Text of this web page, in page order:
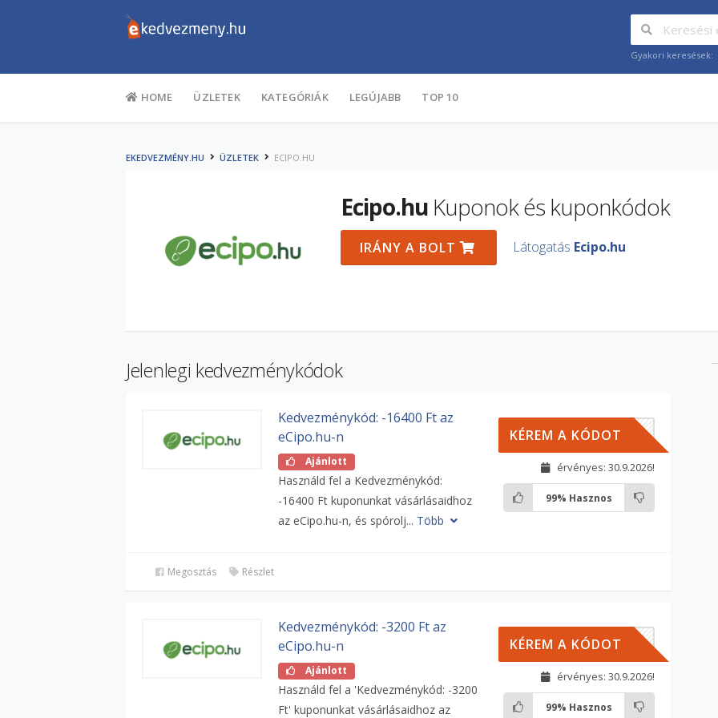
Gyakori keresések:
HOME ÜZLETEK KATEGÓRIÁK LEGÚJABB TOP 10
EKEDVEZMÉNY.HU ÜZLETEK ECIPO.HU
Ecipo.hu Kuponok és kuponkódok
IRÁNY A BOLT Látogatás Ecipo.hu
Jelenlegi kedvezménykódok
Kedvezménykód: -16400 Ft az
eCipo.hu-n
Ajánlott
Használd fel a Kedvezménykód:
-16400 Ft kuponunkat vásárlásaidhoz
az eCipo.hu-n, és spórolj... Több
00HU
KÉREM A KÓDOT
érvényes: 30.9.2026!
99% Hasznos
Megosztás Részlet
Kedvezménykód: -3200 Ft az
eCipo.hu-n
Ajánlott
Használd fel a 'Kedvezménykód: -3200
Ft' kuponunkat vásárlásaidhoz az
00HU
KÉREM A KÓDOT
érvényes: 30.9.2026!
99% Hasznos